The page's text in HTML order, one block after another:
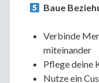
Baue
Verbinde
miteinander
Pflege deine
Nutze ein